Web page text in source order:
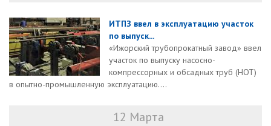
ИТПЗ ввел в эксплуатацию участок
по выпуск...
«Ижорский трубопрокатный завод» ввел
участок по выпуску насосно-
компрессорных и обсадных труб (НОТ)
в опытно-промышленную эксплуатацию....
12 Марта